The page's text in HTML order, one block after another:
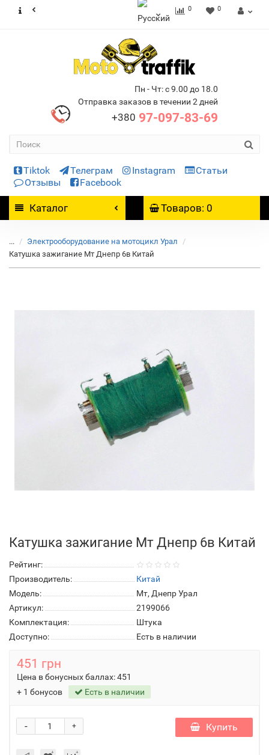
0 0
Пн - Чт: с 9.00 до 18.0
Отправка заказов в течении 2 дней
+380 97-097-83-69
Tiktok Телеграм Instagram
Статьи
Отзывы
Facebook
Каталог Товаров: 0
...
Электрооборудование на мотоцикл Урал
Катушка зажигание Мт Днепр 6в Китай
Катушка зажигание Мт Днепр 6в Китай
Рейтинг:
Производитель:
Китай
Модель:
Мт, Днепр Урал
Артикул:
2199066
Комплектация:
Штука
Доступно:
Есть в наличии
451 грн
Цена в бонусных баллах:451
+ 1 бонусов
Есть в наличии
+
- Купить